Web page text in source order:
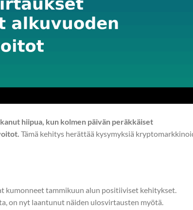
hiipua, kun kolmen päivän peräkkäiset
Tämä kehitys herättää kysymyksiä
kumonneet tammikuun alun positiiviset kehitykset.
on nyt laantunut näiden ulosvirtausten myötä.